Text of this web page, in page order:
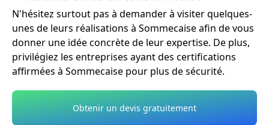
N'hésitez surtout pas à demander à visiter quelques-
unes de leurs réalisations à Sommecaise afin de vous
donner une idée concrète de leur expertise. De plus,
privilégiez les entreprises ayant des certifications
affirmées à Sommecaise pour plus de sécurité.
Obtenir un devis gratuitement